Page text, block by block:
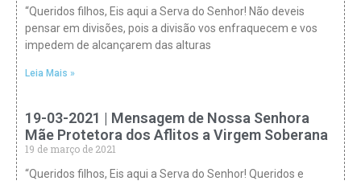
“Queridos filhos, Eis aqui a Serva do Senhor! Não deveis
pensar em divisões, pois a divisão vos enfraquecem e vos
impedem de alcançarem das alturas
Leia Mais »
19-03-2021 | Mensagem de Nossa Senhora
Mãe Protetora dos Aflitos a Virgem Soberana
19 de março de 2021
“Queridos filhos, Eis aqui a Serva do Senhor! Queridos e